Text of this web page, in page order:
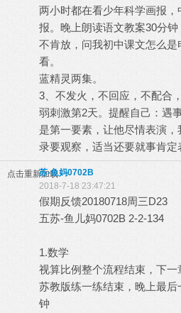
两小时都在看少年科学画报
报。晚上朗读语文教案30分
不肯放，问我初中课文怎么
看。
蓝精灵两集。
3、不发火，不回应，不配合
弱刺激第2天。提醒自己：遇
是第一要素，让他尽情表演
录要观察，适当还要就事肯定
点击重新加载苏-鱼妈0702B
2018-7-18 23:47:21
假期反馈20180718周三D23
五苏-鱼儿妈0702B 2-2-134
1.数学
视算比例整个流程结束，下
苏教版练一练结束，晚上最
钟